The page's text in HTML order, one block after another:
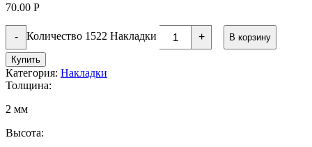
70.00 Р
- Количество 1522 Накладки + В корзину
Купить
Категория: Накладки
Толщина:
2 мм
Высота: